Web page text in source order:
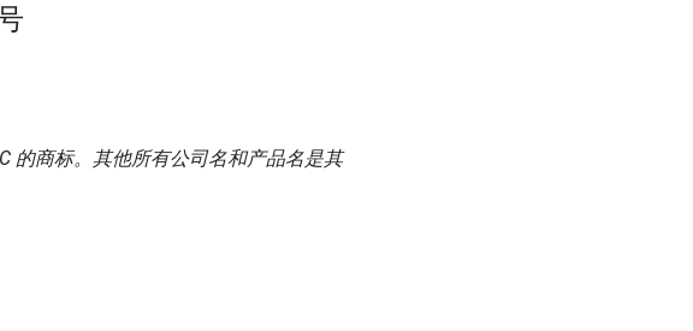
的商标。其他所有公司名和产品名是其